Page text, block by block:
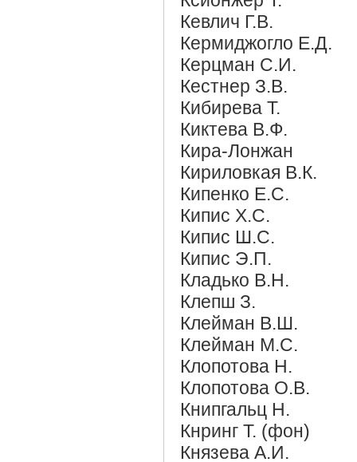
Кевлич Г.В.
Кермиджогло Е.Д.
Керцман С.И.
Кестнер З.В.
Кибирева Т.
Киктева В.Ф.
Кира-Лонжан
Кириловкая В.К.
Кипенко Е.С.
Кипис Х.С.
Кипис Ш.С.
Кипис Э.П.
Кладько В.Н.
Клепш З.
Клейман В.Ш.
Клейман М.С.
Клопотова Н.
Клопотова О.В.
Книпгальц Н.
Кнринг Т. (фон)
Князева А.И.